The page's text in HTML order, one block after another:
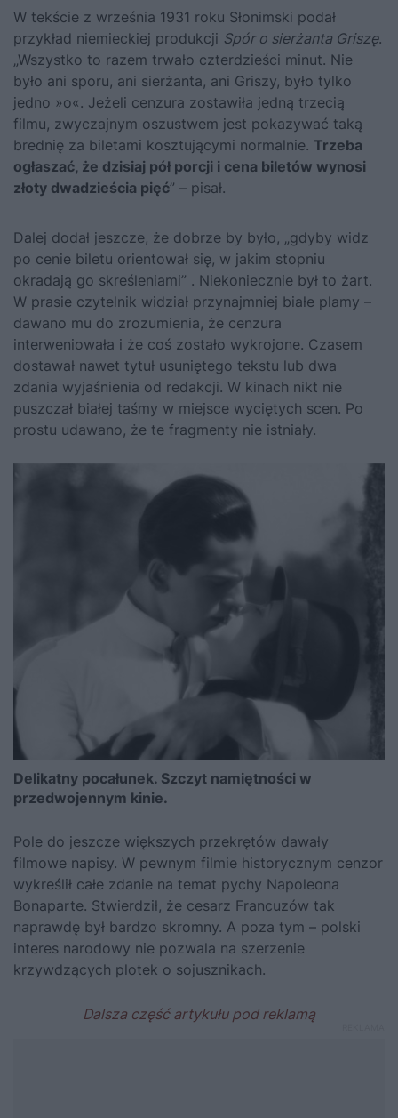
W tekście z września 1931 roku Słonimski podał
przykład niemieckiej produkcji Spór o sierżanta Griszę.
„Wszystko to razem trwało czterdzieści minut. Nie
było ani sporu, ani sierżanta, ani Griszy, było tylko
jedno »o«. Jeżeli cenzura zostawiła jedną trzecią
filmu, zwyczajnym oszustwem jest pokazywać taką
brednię za biletami kosztującymi normalnie. Trzeba
ogłaszać, że dzisiaj pół porcji i cena biletów wynosi
złoty dwadzieścia pięć” – pisał.
Dalej dodał jeszcze, że dobrze by było, „gdyby widz
po cenie biletu orientował się, w jakim stopniu
okradają go skreśleniami” . Niekoniecznie był to żart.
W prasie czytelnik widział przynajmniej białe plamy –
dawano mu do zrozumienia, że cenzura
interweniowała i że coś zostało wykrojone. Czasem
dostawał nawet tytuł usuniętego tekstu lub dwa
zdania wyjaśnienia od redakcji. W kinach nikt nie
puszczał białej taśmy w miejsce wyciętych scen. Po
prostu udawano, że te fragmenty nie istniały.
Delikatny pocałunek. Szczyt namiętności w
przedwojennym kinie.
Pole do jeszcze większych przekrętów dawały
filmowe napisy. W pewnym filmie historycznym cenzor
wykreślił całe zdanie na temat pychy Napoleona
Bonaparte. Stwierdził, że cesarz Francuzów tak
naprawdę był bardzo skromny. A poza tym – polski
interes narodowy nie pozwala na szerzenie
krzywdzących plotek o sojusznikach.